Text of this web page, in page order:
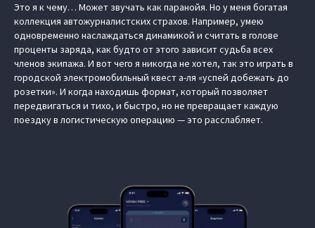
Это я к чему… Может звучать как паранойя. Но у меня богатая
коллекция автожурналистских страхов. Например, умею
одновременно наслаждаться динамикой и считать в голове
проценты заряда, как будто от этого зависит судьба всех
членов экипажа. И вот чего я никогда не хотел, так это играть в
городской электромобильный квест а-ля «успей добежать до
розетки». И когда находишь формат, который позволяет
передвигаться и тихо, и быстро, но не превращает каждую
поездку в логистическую операцию — это расслабляет.